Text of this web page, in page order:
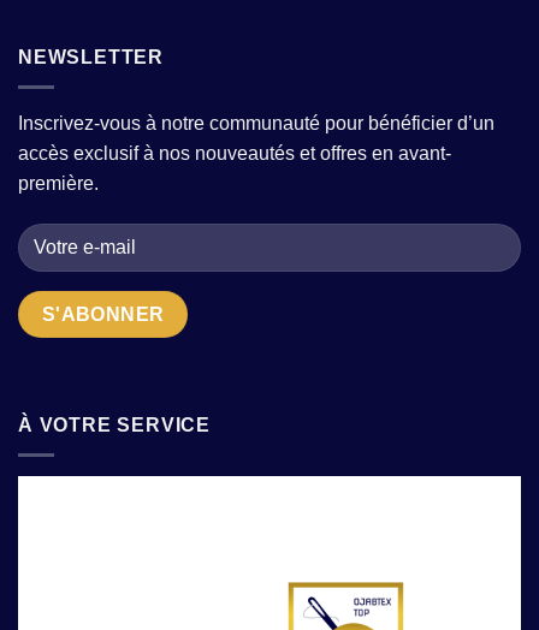
?
le
garde-
robe
?
NEWSLETTER
Inscrivez-vous à notre communauté pour bénéficier d’un
accès exclusif à nos nouveautés et offres en avant-
première.
À VOTRE SERVICE